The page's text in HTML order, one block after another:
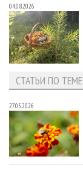
04.08.2026
СТАТЬИ ПО ТЕМЕ
27.05.2026